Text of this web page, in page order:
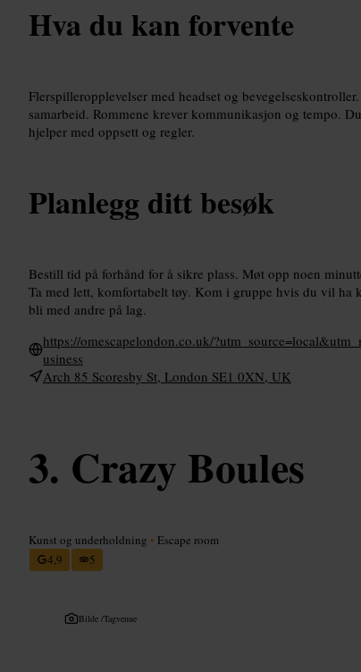
Hva du kan forvente
Flerspilleropplevelser med headset og
samarbeid. Rommene krever kommunikasjon og tempo.
hjelper med oppsett og regler.
Planlegg ditt besøk
Bestill tid på forhånd for å sikre plass. Møt opp noen
Ta med lett, komfortabelt tøy. Kom i gruppe hvis du vil ha
bli med andre på lag.
https://omescapelondon.co.uk/
usiness
Arch 85 Scoresby St, London SE1 0XN, UK
Crazy Boules
Kunst og underholdning • Escape room
4,9
5
Bilde /Tagvenue